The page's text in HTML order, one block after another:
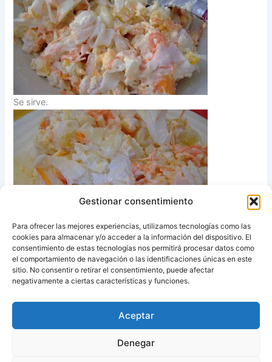
Gestionar consentimiento
Para ofrecer las mejores experiencias, utilizamos tecnologías como las
cookies para almacenar y/o acceder a la información del dispositivo. El
consentimiento de estas tecnologías nos permitirá procesar datos como
el comportamiento de navegación o las identificaciones únicas en este
sitio. No consentir o retirar el consentimiento, puede afectar
negativamente a ciertas características y funciones.
Aceptar
Denegar
Se sirve.
Fuente: Un Cocinilla en la Cocina
ANTERIOR SIGUIENTE